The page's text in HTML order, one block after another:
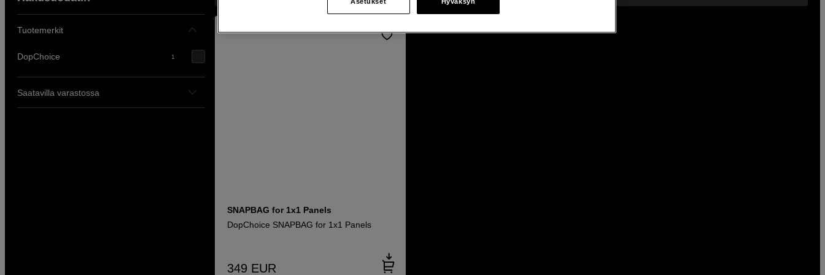
Tuotemerkit
DopChoice 1
Saatavilla varastossa
SNAPBAG for 1x1 Panels
DopChoice SNAPBAG for 1x1 Panels
349 EUR